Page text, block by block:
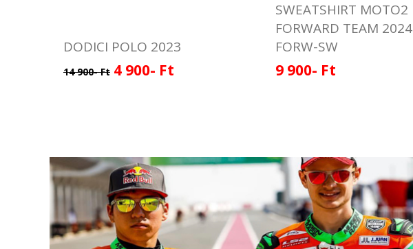
DODICI POLO 2023
14 900- Ft 4 900- Ft
SWEATSHIRT MOTO2
FORWARD TEAM 2024
FORW-SW
9 900- Ft